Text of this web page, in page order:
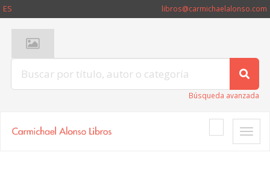
ES libros@carmichaelalonso.com
Búsqueda avanzada
Toggle